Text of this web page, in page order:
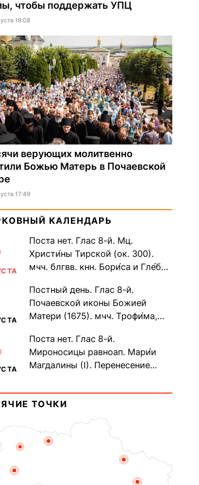
чтобы поддержать УПЦ
18:08
верующих молитвенно
Божью Матерь в Почаевской
17:49
КАЛЕНДАРЬ
Поста нет. Глас 8-й. Мц.
Христи́ны Тирской (ок. 300).
мчч. блгвв. кнн. Бори́са и Гле́ба,
Дави́да (1015). Прп....
Постный день. Глас 8-й.
Почаевской иконы Божией
Матери (1675). мчч. Трофи́ма,
мучеников (284–305). прав.
воина Фео́дора...
Поста нет. Глас 8-й.
Мироносицы равноап. Мари́и
Магдалины (I). Перенесение
Синопского (403–404). Прп.
Корни́лия...
ТОЧКИ